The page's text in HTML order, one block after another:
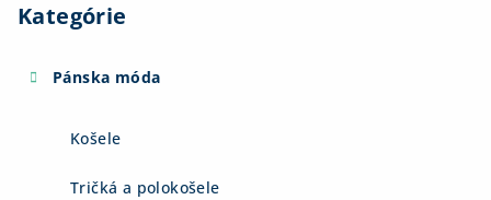
Kategórie
Pánska móda
Košele
Tričká a polokošele